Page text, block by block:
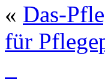
« Das-
für